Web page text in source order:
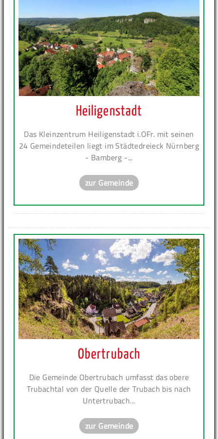
Heiligenstadt
Das Kleinzentrum Heiligenstadt i.OFr. mit seinen
24 Gemeindeteilen liegt im Städtedreieck Nürnberg
- Bamberg -...
zur Gemeinde
Obertrubach
Die Gemeinde Obertrubach umfasst das obere
Trubachtal von der Quelle der Trubach bis nach
Untertrubach...
zur Gemeinde